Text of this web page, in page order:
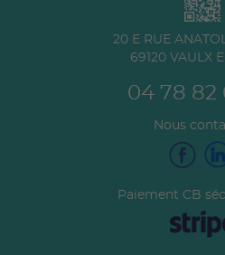
20 E RUE
69120 VAULX
04 78 82
Nous
Paiement CB